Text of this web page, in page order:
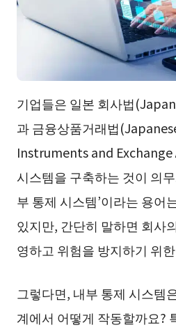
기업들은 일본 회사법
과 금융상품거래법
Instruments and Exchange
시스템을 구축하는 것이 의
부 통제 시스템’이라는 용어
있지만, 간단히 말하면 회사
영하고 위험을 방지하기 위
그렇다면, 내부 통제 시스템
계에서 어떻게 작동할까요?